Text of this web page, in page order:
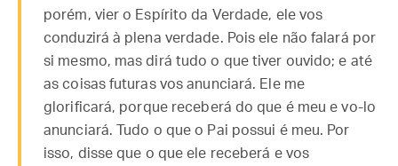
porém, vier o Espírito da Verdade, ele vos
conduzirá à plena verdade. Pois ele não falará por
si mesmo, mas dirá tudo o que tiver ouvido; e até
as coisas futuras vos anunciará. Ele me
glorificará, porque receberá do que é meu e vo-lo
anunciará. Tudo o que o Pai possui é meu. Por
isso, disse que o que ele receberá e vos